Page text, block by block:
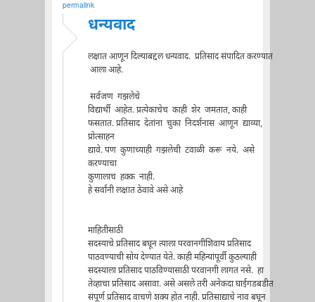
permalink
धन्यवाद
लक्षात आणून दिल्याबद्दल धन्यवाद. प्रतिसाद संपादित करण्यात
आला आहे.
सर्वजण गझलेचे
विद्यार्थी आहेत. प्रत्येकाचेच काही शेर जमतात, काही
फसतात. प्रतिसाद देतांना चुका निदर्शनास आणून द्याव्या,
प्रोत्साहन
द्यावे. पण कुणाच्याही गझलेची टवाळी करू नये. असे
करण्याचा
कुणालाच हक्क नाही.
हे सर्वांनी लक्षात ठेवावे असे आहे
माहितीसाठी
सदस्याचे प्रतिसाद बघून त्याला परवानगीशिवाय प्रतिसाद
पाठवण्याची सोय देण्यात येते. काही महिन्यांपूर्वी कुठल्याही
सदस्याला प्रतिसाद पाठविण्यासाठी परवानगी लागत नसे. हा
तेव्हाचा प्रतिसाद असावा. असे असले तरी अनेकदा घाईगडबडीत
संपूर्ण प्रतिसाद वाचणे शक्य होत नाही. प्रतिसाद्याचे नाव बघून